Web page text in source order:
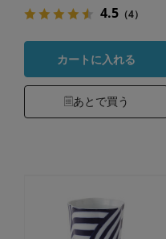
4.5（4）
カートに入れる
あとで買う